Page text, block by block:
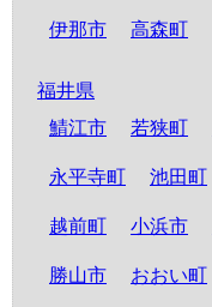
伊那市 高森町
福井県
鯖江市
若狭町
永平寺町 池田町
越前町 小浜市
勝山市 おおい町